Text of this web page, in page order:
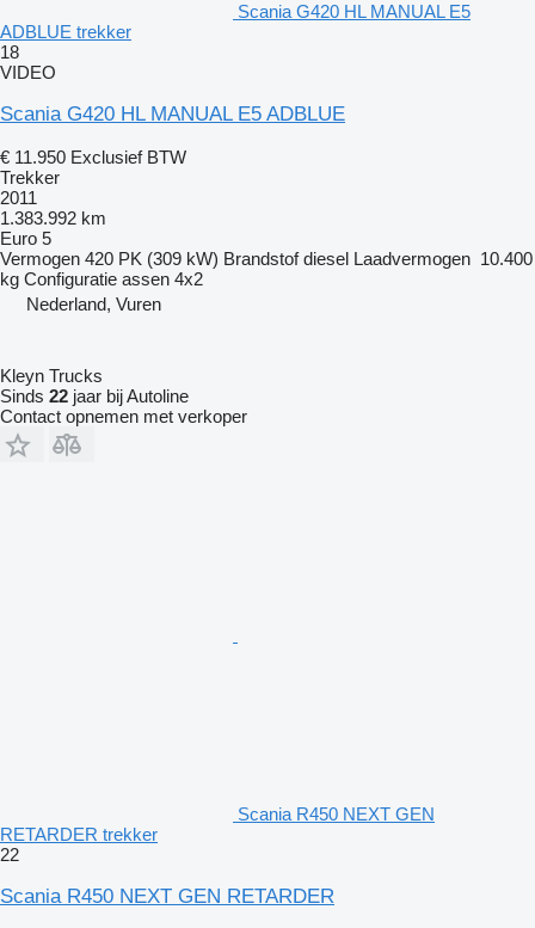
Scania G420 HL MANUAL E5
ADBLUE trekker
18
VIDEO
Scania G420 HL MANUAL E5 ADBLUE
€ 11.950 Exclusief BTW
Trekker
2011
1.383.992 km
Euro 5
Vermogen 420 PK (309 kW) Brandstof diesel Laadvermogen 10.400
kg Configuratie assen 4x2
Nederland, Vuren
Kleyn Trucks
Sinds 22 jaar bij Autoline
Contact opnemen met verkoper
Scania R450 NEXT GEN
RETARDER trekker
22
Scania R450 NEXT GEN RETARDER